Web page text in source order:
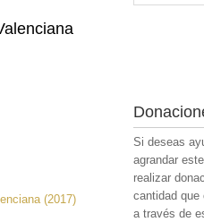
(2017)
Si deseas
agrandar
realizar
cantidad que
a través de